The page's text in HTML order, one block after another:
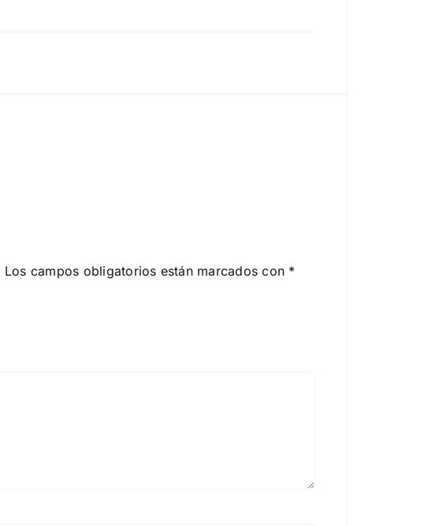
Los campos obligatorios están marcados con *